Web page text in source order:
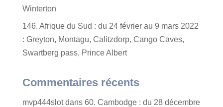
Winterton
146. Afrique du Sud : du 24 février au 9 mars 2022
: Greyton, Montagu, Calitzdorp, Cango Caves,
Swartberg pass, Prince Albert
Commentaires récents
mvp444slotdans 60. Cambodge : du 28 décembre